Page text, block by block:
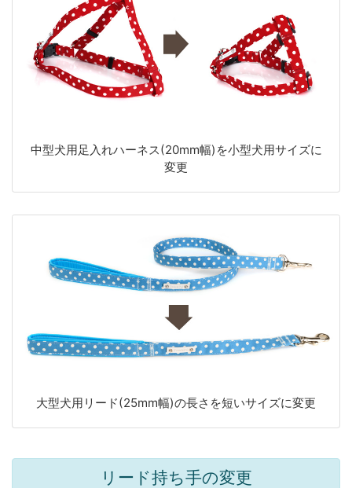
中型犬用足入れハーネス(20mm幅)を小型犬用サイズに
変更
大型犬用リード(25mm幅)の長さを短いサイズに変更
リード持ち手の変更